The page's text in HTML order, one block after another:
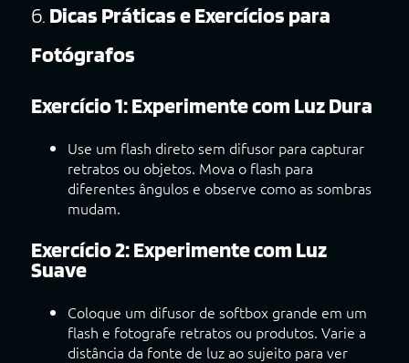
6. Dicas Práticas e Exercícios para
Fotógrafos
Exercício 1: Experimente com Luz Dura
Use um flash direto sem difusor para capturar
retratos ou objetos. Mova o flash para
diferentes ângulos e observe como as sombras
mudam.
Exercício 2: Experimente com Luz
Suave
Coloque um difusor de softbox grande em um
flash e fotografe retratos ou produtos. Varie a
distância da fonte de luz ao sujeito para ver